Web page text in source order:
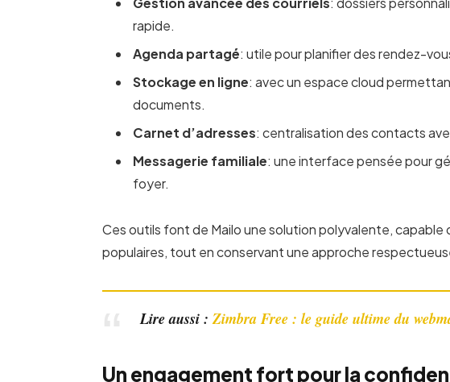
rapide.
Agenda partagé: utile pour planifier des rendez-
Stockage en ligne: avec un espace cloud
documents.
Carnet d’adresses: centralisation des contacts
Messagerie familiale: une interface pensée pour
foyer.
Ces outils font de Mailo une solution polyvalente, capable
populaires, tout en conservant une approche
Lire aussi :Zimbra Free : le guide ultime du
Un engagement fort pour la